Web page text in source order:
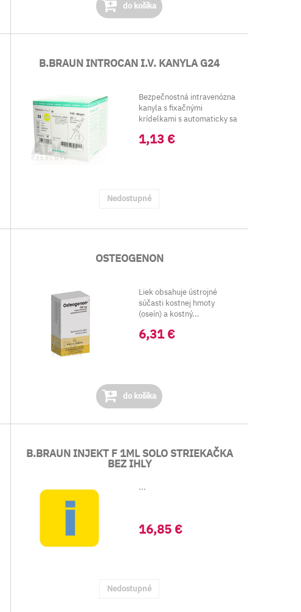
do košíka
B.BRAUN INTROCAN I.V. KANYLA G24
Bezpečnostná intravenózna
kanyla s fixačnými
krídelkami s automaticky sa
1,13 €
Nedostupné
OSTEOGENON
Liek obsahuje ústrojné
súčasti kostnej hmoty
(oseín) a kostný...
6,31 €
do košíka
B.BRAUN INJEKT F 1ML SOLO STRIEKAČKA
BEZ IHLY
...
16,85 €
Nedostupné